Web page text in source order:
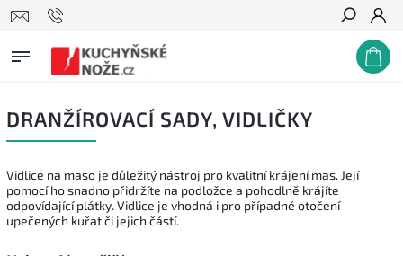
Hledat
DRANŽÍROVACÍ SADY, VIDLIČKY
Vidlice na maso je důležitý nástroj pro kvalitní krájení mas. Její
pomocí ho snadno přidržíte na podložce a pohodlně krájíte
odpovídající plátky. Vidlice je vhodná i pro případné otočení
upečených kuřat či jejich částí.